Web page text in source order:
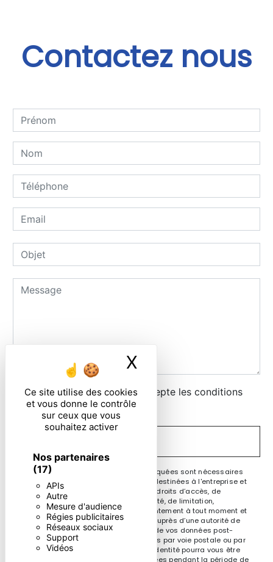
Ce site utilise des cookies
et vous donne le contrôle
sur ceux que vous
souhaitez activer
Nos partenaires
(17)
APIs
Autre
Mesure d'audience
Régies publicitaires
Réseaux sociaux
Support
Vidéos
X
Contactez nous
En cochant cette case, j'accepte les conditions
particulières ci-dessous **
** Les données personnelles communiquées sont nécessaires
aux fins de vous contacter. Elles sont destinées à l'entreprise et
ses sous-traitants. Vous disposez de droits d’accès, de
rectification, d’effacement, de portabilité, de limitation,
d’opposition, de retrait de votre consentement à tout moment et
du droit d’introduire une réclamation auprès d’une autorité de
contrôle, ainsi que d’organiser le sort de vos données post-
mortem. Vous pouvez exercer ces droits par voie postale ou par
courrier électronique. Un justificatif d'identité pourra vous être
demandé. Nous conservons vos données pendant la période de